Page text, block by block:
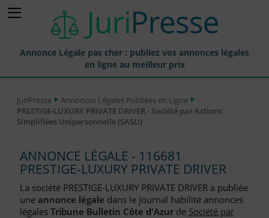
Annonce Légale pas cher : publiez vos annonces légales
en ligne au meilleur prix
Annonces Légales Publiées
Journaux Habilités (JAL) Annonces Légales
Liste des Greffes
JuriPresse
Annonces Légales Publiées en Ligne
PRESTIGE-LUXURY PRIVATE DRIVER - Société par Actions
Simplifiées Unipersonnelle (SASU)
ANNONCE LÉGALE - 116681
PRESTIGE-LUXURY PRIVATE DRIVER
La société PRESTIGE-LUXURY PRIVATE DRIVER a publiée
une annonce légale dans le journal habilité annonces
légalesTribune Bulletin Côte d'Azurde Société par